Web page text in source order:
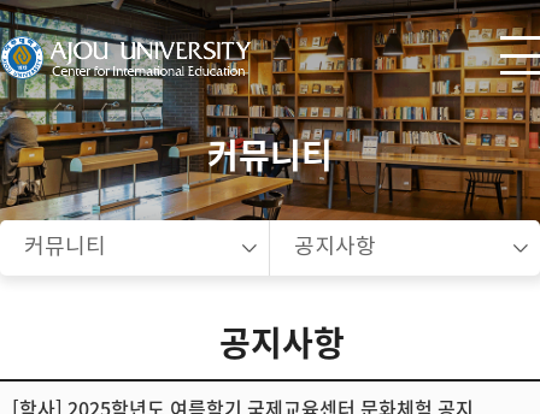
커뮤니티
커뮤니티 공지사항
공지사항
[학사] 2025학년도 여름학기 국제교육센터 문화체험 공지